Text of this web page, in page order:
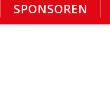
SPONSOREN